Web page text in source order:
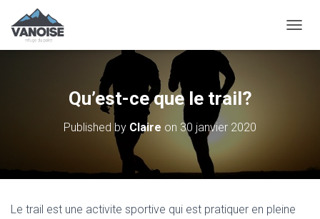
U
M
L
Qu’est-ce que le trail?
Published by Claire on 30 janvier 2020
Le trail est une activite sportive qui est pratiquer en pleine